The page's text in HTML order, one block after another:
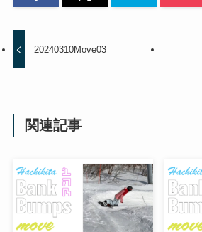
20240310Move03
関連記事